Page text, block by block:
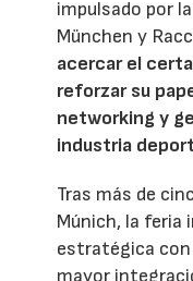
impulsado por
München y
acercar el
reforzar su
networking y
industria
Tras más de
Múnich, la feria
estratégica
mayor